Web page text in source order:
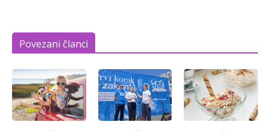
Povezani članci